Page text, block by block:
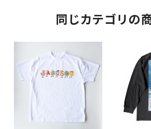
同じカテゴリの